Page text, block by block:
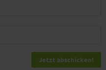
Jetzt abschicken!